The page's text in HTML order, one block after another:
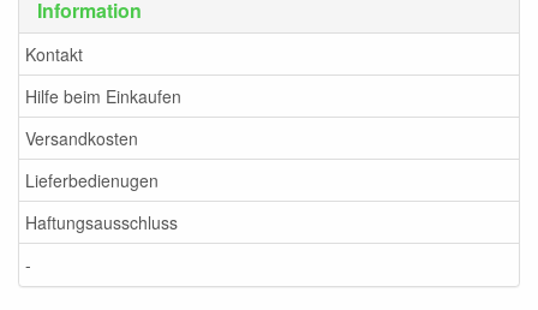
Information
Kontakt
Hilfe beim Einkaufen
Versandkosten
Lieferbedienugen
Haftungsausschluss
-